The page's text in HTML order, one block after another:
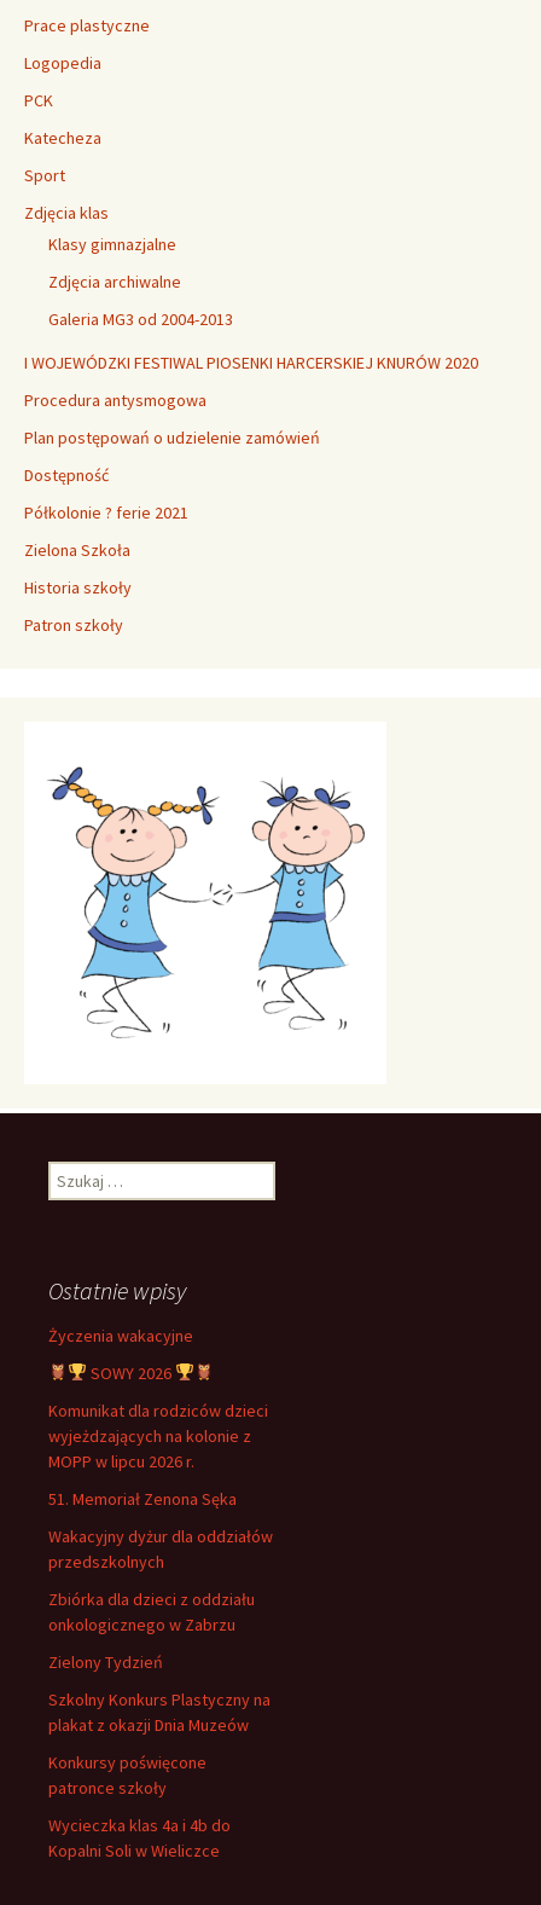
Prace plastyczne
Logopedia
PCK
Katecheza
Sport
Zdjęcia klas
Klasy gimnazjalne
Zdjęcia archiwalne
Galeria MG3 od 2004-2013
I WOJEWÓDZKI FESTIWAL PIOSENKI HARCERSKIEJ KNURÓW 2020
Procedura antysmogowa
Plan postępowań o udzielenie zamówień
Dostępność
Półkolonie ? ferie 2021
Zielona Szkoła
Historia szkoły
Patron szkoły
Szukaj:
Ostatnie wpisy
Życzenia wakacyjne
SOWY 2026
Komunikat dla rodziców dzieci
wyjeżdzających na kolonie z
MOPP w lipcu 2026 r.
51. Memoriał Zenona Sęka
Wakacyjny dyżur dla oddziałów
przedszkolnych
Zbiórka dla dzieci z oddziału
onkologicznego w Zabrzu
Zielony Tydzień
Szkolny Konkurs Plastyczny na
plakat z okazji Dnia Muzeów
Konkursy poświęcone
patronce szkoły
Wycieczka klas 4a i 4b do
Kopalni Soli w Wieliczce